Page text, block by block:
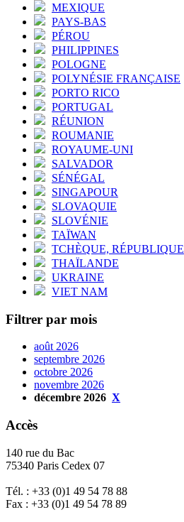
MEXIQUE
PAYS-BAS
PÉROU
PHILIPPINES
POLOGNE
POLYNÉSIE FRANÇAISE
PORTO RICO
PORTUGAL
RÉUNION
ROUMANIE
ROYAUME-UNI
SALVADOR
SÉNÉGAL
SINGAPOUR
SLOVAQUIE
SLOVÉNIE
TAÏWAN
TCHÈQUE, RÉPUBLIQUE
THAÏLANDE
UKRAINE
VIET NAM
Filtrer par mois
août 2026
septembre 2026
octobre 2026
novembre 2026
décembre 2026 X
Accès
140 rue du Bac
75340 Paris Cedex 07
Tél. : +33 (0)1 49 54 78 88
Fax : +33 (0)1 49 54 78 89